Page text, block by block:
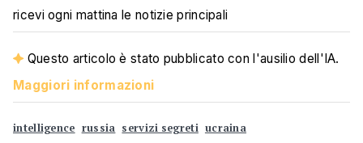
ricevi ogni mattina le notizie principali
Questo articolo è stato pubblicato con l'ausilio dell'IA.
Maggiori informazioni
intelligence russia servizi segreti ucraina